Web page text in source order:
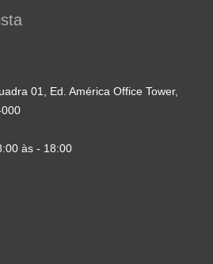
01, Ed. América Office Tower,
às - 18:00